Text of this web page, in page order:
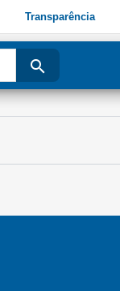
Transparência
search